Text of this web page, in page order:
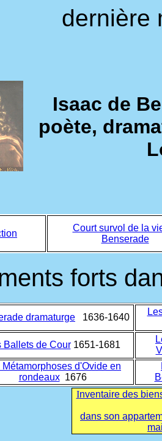
dernière
Isaac de
poète,
Court survol de la
Benserade
forts
dramaturge 1636-1640
Ballets de Cour 1651-1681
Métamorphoses d'Ovide en
rondeaux 1676
Inventaire des
dans son